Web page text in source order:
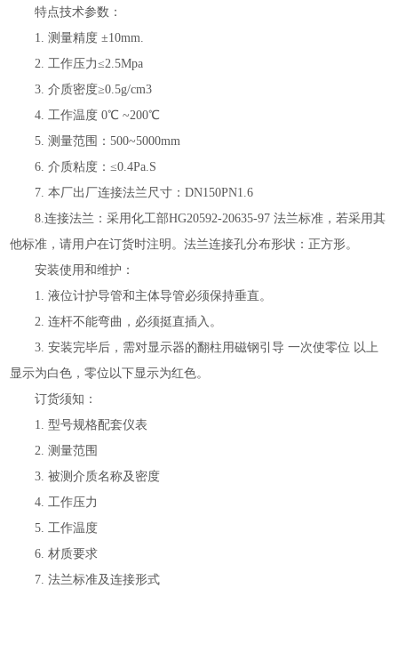
特点技术参数：
1. 测量精度 ±10mm.
2. 工作压力≤2.5Mpa
3. 介质密度≥0.5g/cm3
4. 工作温度 0℃ ~200℃
5. 测量范围：500~5000mm
6. 介质粘度：≤0.4Pa.S
7. 本厂出厂连接法兰尺寸：DN150PN1.6
8.连接法兰：采用化工部HG20592-20635-97 法兰标准，若采用其
他标准，请用户在订货时注明。法兰连接孔分布形状：正方形。
安装使用和维护：
1. 液位计护导管和主体导管必须保持垂直。
2. 连杆不能弯曲，必须挺直插入。
3. 安装完毕后，需对显示器的翻柱用磁钢引导 一次使零位 以上
显示为白色，零位以下显示为红色。
订货须知：
1. 型号规格配套仪表
2. 测量范围
3. 被测介质名称及密度
4. 工作压力
5. 工作温度
6. 材质要求
7. 法兰标准及连接形式